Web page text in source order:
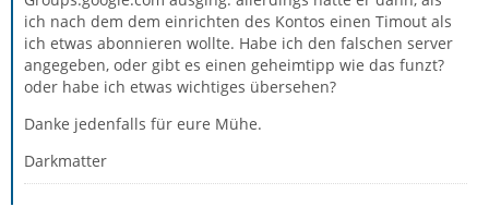
ich nach dem dem einrichten des Kontos einen Timout als
ich etwas abonnieren wollte. Habe ich den falschen server
angegeben, oder gibt es einen geheimtipp wie das funzt?
oder habe ich etwas wichtiges übersehen?
Danke jedenfalls für eure Mühe.
Darkmatter